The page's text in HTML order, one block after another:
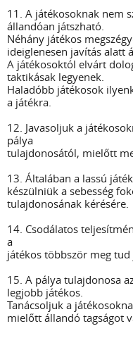
11. A játékosoknak nem
állandóan játszható.
Néhány játékos
ideiglenesen javítás alatt
A játékosoktól elvárt
taktikásak legyenek.
Haladóbb játékosok
a játékra.
12. Javasoljuk a
pálya
tulajdonosától, mielőtt
13. Általában a lassú
készülniük a sebesség
tulajdonosának kérésére.
14. Csodálatos
a
játékos többször meg
15. A pálya tulajdonosa
legjobb játékos.
Tanácsoljuk a
mielőtt állandó tagságot